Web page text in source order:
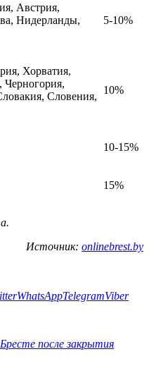
Австрия,
Нидерланды,
5-10%
Хорватия,
Словения,
10%
10-15%
15%
Источник: onlinebrest.by
WhatsAppTelegramViber
Бресте после закрытия